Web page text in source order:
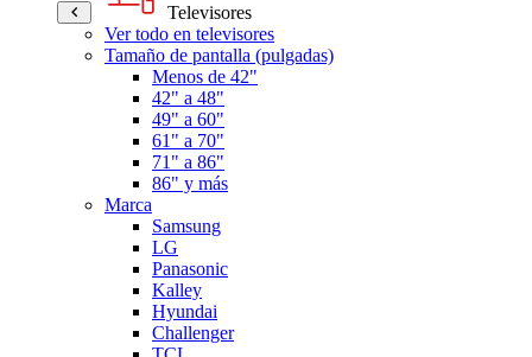
Televisores
Ver todo en televisores
Tamaño de pantalla (pulgadas)
Menos de 42"
42" a 48"
49" a 60"
61" a 70"
71" a 86"
86" y más
Marca
Samsung
LG
Panasonic
Kalley
Hyundai
Challenger